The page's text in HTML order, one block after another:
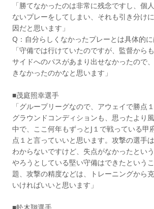
「勝てなかったのは非常に残念ですし、個
ないプレーをしてしまい、それも引き分け
因だと思います」
Q：自分らしくなかったプレーとは具体的に
「守備では行けていたのですが、監督から
サイドへのパスがあまり出せなかったので
きなかったのかなと思います」
■茂庭照幸選手
「グループリーグなので、アウェイで勝点
グラウンドコンディションも、思ったより
中で、ここ何年もずっとJ１で戦っている甲
点１と言っていいと思います。攻撃の選手
わからないですけど、失点がなかったとい
やろうとしている堅い守備はできたという
題、攻撃の精度などは、トレーニングから
いければいいと思います」